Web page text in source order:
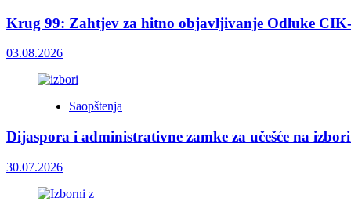
Krug 99: Zahtjev za hitno objavljivanje Odluke
03.08.2026
Saopštenja
Dijaspora i administrativne zamke za učešće na
30.07.2026